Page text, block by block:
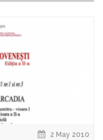
2 May 2010